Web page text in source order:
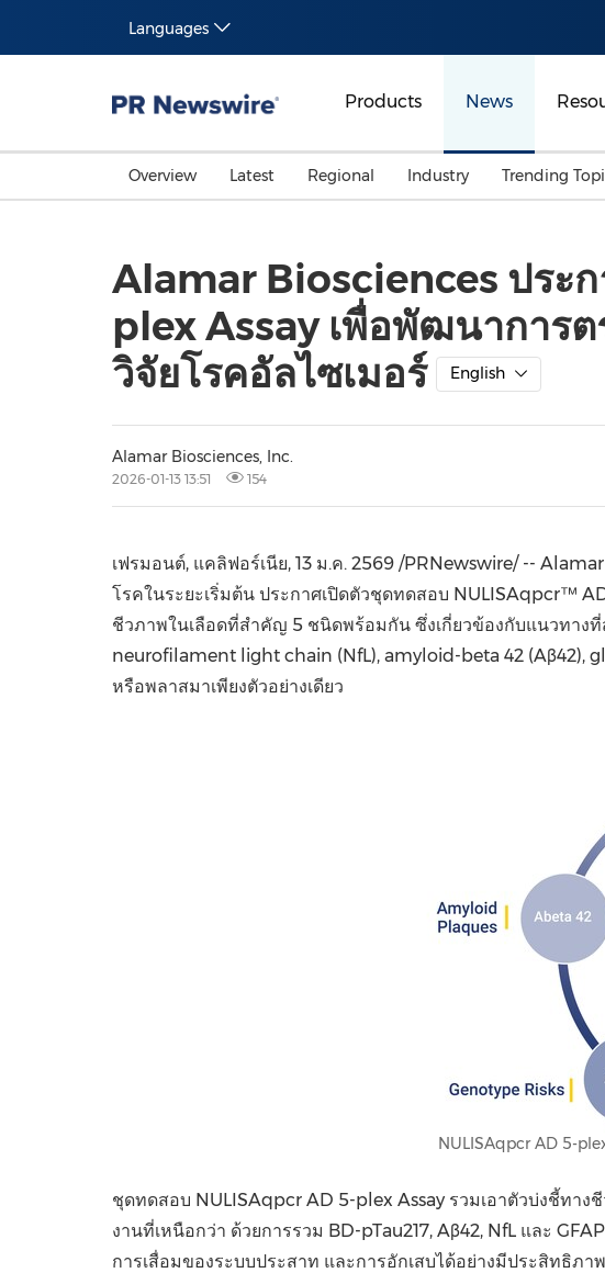
Languages
Products News
Overview Latest Regional Industry Trending
Alamar Biosciences ประ
plex Assay เพื่อพัฒนาการ
วิจัยโรคอัลไซเมอร์
English
Alamar Biosciences, Inc.
2026-01-13 13:51 154
เฟรมอนต์, แคลิฟอร์เนีย, 13 ม.ค. 2569 /PRNewswire/ --
โรคในระยะเริ่มต้น ประกาศเปิดตัวชุดทดสอบ NULISAqpcr™
ชีวภาพในเลือดที่สำคัญ 5 ชนิดพร้อมกัน ซึ่งเกี่ยวข้องกับแนวทาง
neurofilament light chain (NfL), amyloid-beta 42 (Aβ42),
หรือพลาสมาเพียงตัวอย่างเดียว
NULISAqpcr AD 5-
ชุดทดสอบ NULISAqpcr AD 5-plex Assay รวมเอาตัวบ่งชี้ทา
งานที่เหนือกว่า ด้วยการรวม BD-pTau217, Aβ42, NfL และ
การเสื่อมของระบบประสาท และการอักเสบได้อย่างมีประสิทธิภ